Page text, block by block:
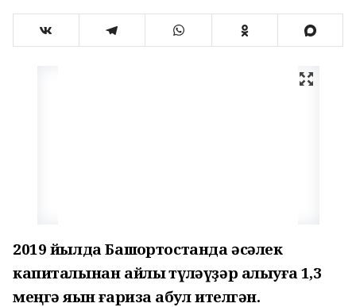
2019 йылда Башҡортостанда әсәлек
капиталынан айлыҡ түләүҙәр алыуға 1,3
меңгә яҡын ғариза ҡабул ителгән.